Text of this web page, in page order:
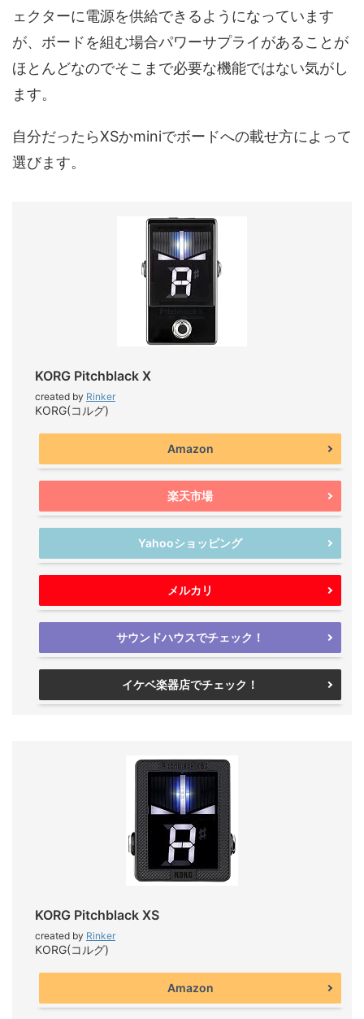
ェクターに電源を供給できるようになっています
が、ボードを組む場合パワーサプライがあることが
ほとんどなのでそこまで必要な機能ではない気がし
ます。
自分だったらXSかminiでボードへの載せ方によって
選びます。
KORG Pitchblack X
created by Rinker
KORG(コルグ)
Amazon
楽天市場
Yahooショッピング
メルカリ
サウンドハウスでチェック！
イケベ楽器店でチェック！
KORG Pitchblack XS
created by Rinker
KORG(コルグ)
Amazon